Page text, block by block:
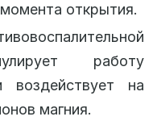
открытия.
работу
на
магния.